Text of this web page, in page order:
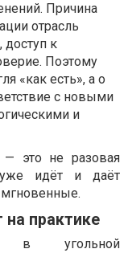
Причина
отрасль
доступ к
Поэтому
«как есть», а о
с новыми
и
— это не разовая
идёт и даёт
мгновенные.
практике
в угольной